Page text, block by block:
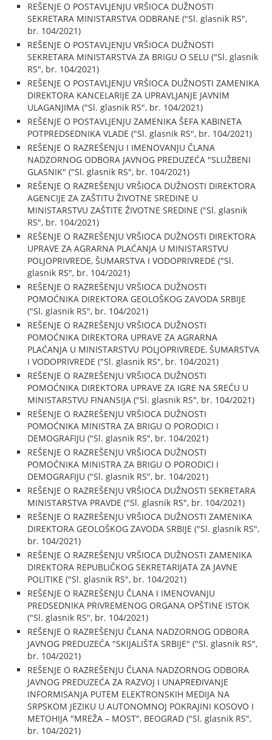
REŠENJE O POSTAVLJENJU VRŠIOCA DUŽNOSTI
SEKRETARA MINISTARSTVA ODBRANE ("Sl. glasnik RS",
br. 104/2021)
REŠENJE O POSTAVLJENJU VRŠIOCA DUŽNOSTI
SEKRETARA MINISTARSTVA ZA BRIGU O SELU ("Sl. glasnik
RS", br. 104/2021)
REŠENJE O POSTAVLJENJU VRŠIOCA DUŽNOSTI ZAMENIKA
DIREKTORA KANCELARIJE ZA UPRAVLJANJE JAVNIM
ULAGANJIMA ("Sl. glasnik RS", br. 104/2021)
REŠENJE O POSTAVLJENJU ZAMENIKA ŠEFA KABINETA
POTPREDSEDNIKA VLADE ("Sl. glasnik RS", br. 104/2021)
REŠENJE O RAZREŠENJU I IMENOVANJU ČLANA
NADZORNOG ODBORA JAVNOG PREDUZEĆA "SLUŽBENI
GLASNIK" ("Sl. glasnik RS", br. 104/2021)
REŠENJE O RAZREŠENJU VRŠIOCA DUŽNOSTI DIREKTORA
AGENCIJE ZA ZAŠTITU ŽIVOTNE SREDINE U
MINISTARSTVU ZAŠTITE ŽIVOTNE SREDINE ("Sl. glasnik
RS", br. 104/2021)
REŠENJE O RAZREŠENJU VRŠIOCA DUŽNOSTI DIREKTORA
UPRAVE ZA AGRARNA PLAĆANJA U MINISTARSTVU
POLJOPRIVREDE, ŠUMARSTVA I VODOPRIVREDE ("Sl.
glasnik RS", br. 104/2021)
REŠENJE O RAZREŠENJU VRŠIOCA DUŽNOSTI
POMOĆNIKA DIREKTORA GEOLOŠKOG ZAVODA SRBIJE
("Sl. glasnik RS", br. 104/2021)
REŠENJE O RAZREŠENJU VRŠIOCA DUŽNOSTI
POMOĆNIKA DIREKTORA UPRAVE ZA AGRARNA
PLAĆANJA U MINISTARSTVU POLJOPRIVREDE, ŠUMARSTVA
I VODOPRIVREDE ("Sl. glasnik RS", br. 104/2021)
REŠENJE O RAZREŠENJU VRŠIOCA DUŽNOSTI
POMOĆNIKA DIREKTORA UPRAVE ZA IGRE NA SREĆU U
MINISTARSTVU FINANSIJA ("Sl. glasnik RS", br. 104/2021)
REŠENJE O RAZREŠENJU VRŠIOCA DUŽNOSTI
POMOĆNIKA MINISTRA ZA BRIGU O PORODICI I
DEMOGRAFIJU ("Sl. glasnik RS", br. 104/2021)
REŠENJE O RAZREŠENJU VRŠIOCA DUŽNOSTI
POMOĆNIKA MINISTRA ZA BRIGU O PORODICI I
DEMOGRAFIJU ("Sl. glasnik RS", br. 104/2021)
REŠENJE O RAZREŠENJU VRŠIOCA DUŽNOSTI SEKRETARA
MINISTARSTVA PRAVDE ("Sl. glasnik RS", br. 104/2021)
REŠENJE O RAZREŠENJU VRŠIOCA DUŽNOSTI ZAMENIKA
DIREKTORA GEOLOŠKOG ZAVODA SRBIJE ("Sl. glasnik RS",
br. 104/2021)
REŠENJE O RAZREŠENJU VRŠIOCA DUŽNOSTI ZAMENIKA
DIREKTORA REPUBLIČKOG SEKRETARIJATA ZA JAVNE
POLITIKE ("Sl. glasnik RS", br. 104/2021)
REŠENJE O RAZREŠENJU ČLANA I IMENOVANJU
PREDSEDNIKA PRIVREMENOG ORGANA OPŠTINE ISTOK
("Sl. glasnik RS", br. 104/2021)
REŠENJE O RAZREŠENJU ČLANA NADZORNOG ODBORA
JAVNOG PREDUZEĆA "SKIJALIŠTA SRBIJE" ("Sl. glasnik RS",
br. 104/2021)
REŠENJE O RAZREŠENJU ČLANA NADZORNOG ODBORA
JAVNOG PREDUZEĆA ZA RAZVOJ I UNAPREĐIVANJE
INFORMISANJA PUTEM ELEKTRONSKIH MEDIJA NA
SRPSKOM JEZIKU U AUTONOMNOJ POKRAJINI KOSOVO I
METOHIJA "MREŽA – MOST", BEOGRAD ("Sl. glasnik RS",
br. 104/2021)